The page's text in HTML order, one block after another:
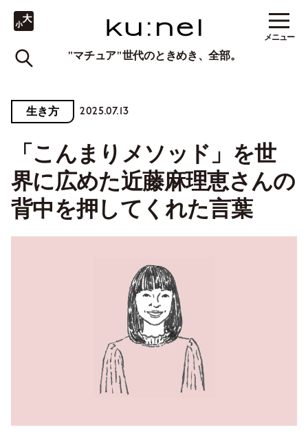
"マチュア"世代のときめき、全部。
メニュー
生き方 2025.07.13
「こんまりメソッド」を世
界に広めた近藤麻理恵さんの
背中を押してくれた言葉